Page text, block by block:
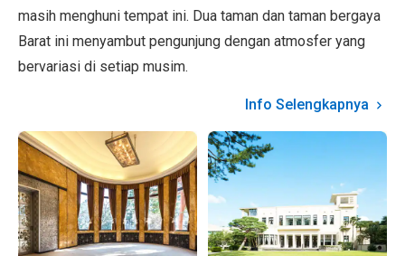
masih menghuni tempat ini. Dua taman dan taman bergaya
Barat ini menyambut pengunjung dengan atmosfer yang
bervariasi di setiap musim.
Info Selengkapnya